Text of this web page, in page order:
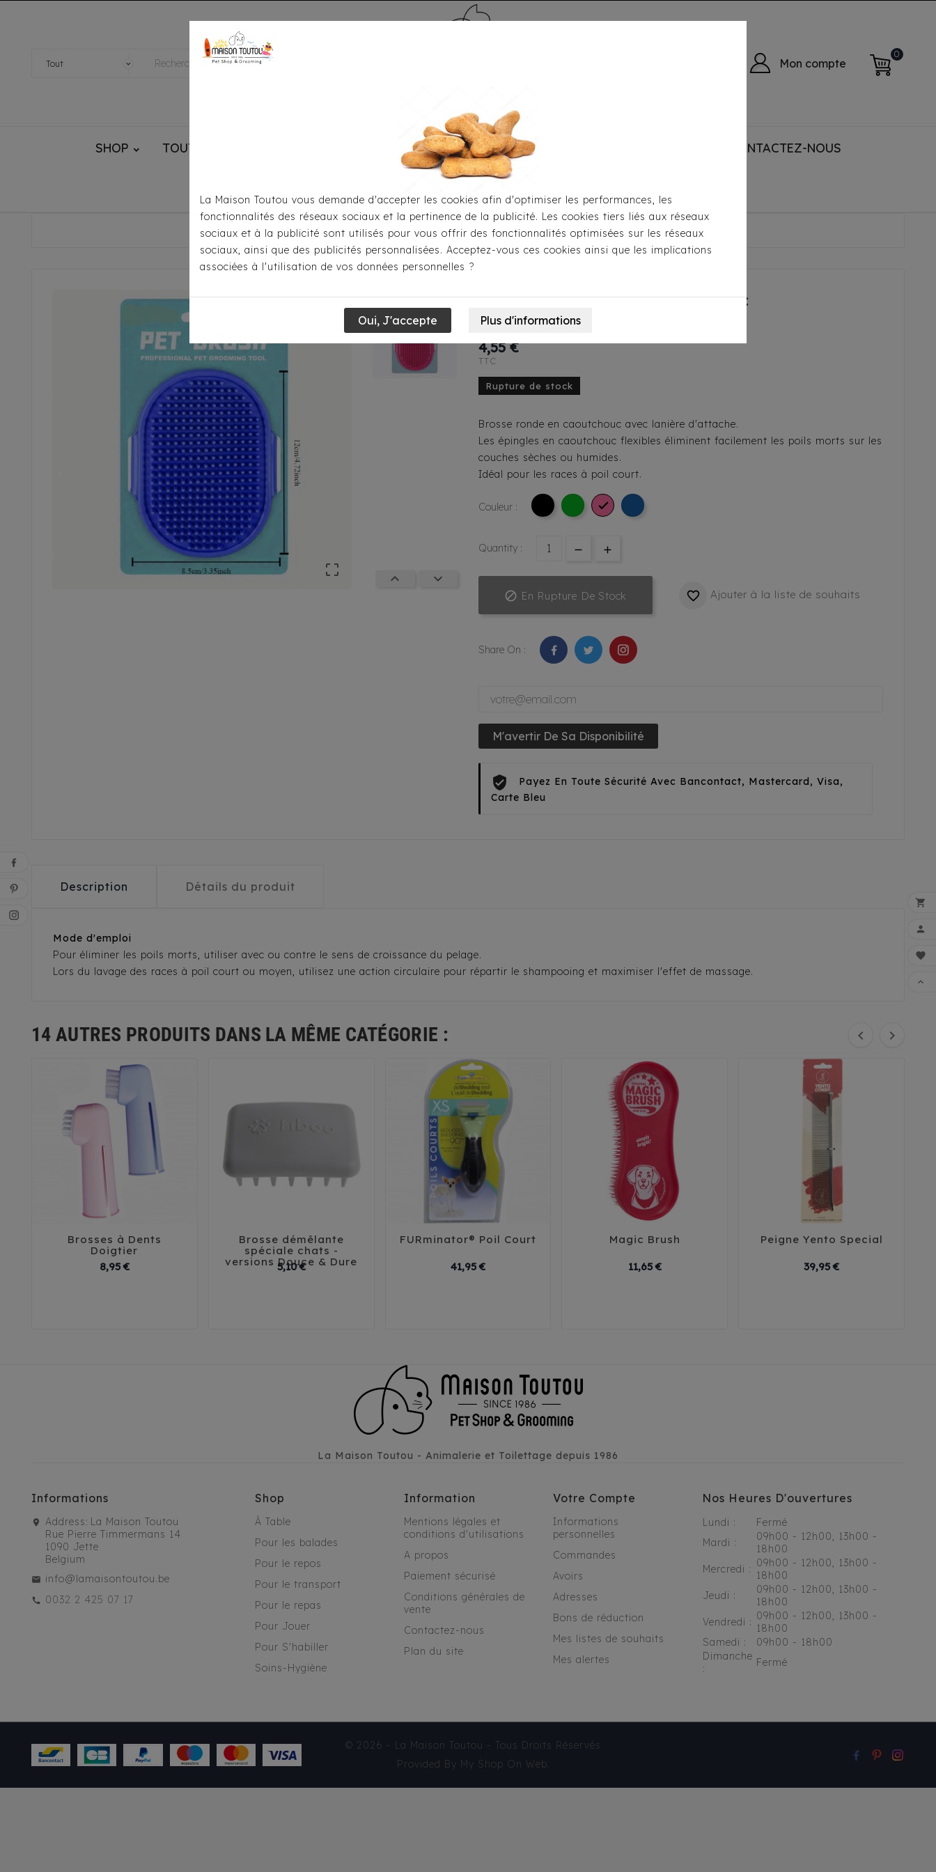
Mon compte
0
SHOP TOUTOU® HANDMADE MÉDAILLE - PET ID TAG TOILETTAGE CONTACTEZ-NOUS
Accueil Soins-Hygiène Brosses & Toilettage Brosse Ovale En Caoutchouc Avec Lanière

 
Brosse Ovale En Caoutchouc
Avec Lanière
4,55 €
TTC
Rupture de stock
Brosse ronde en caoutchouc avec lanière d'attache.
Les épingles en caoutchouc flexibles éliminent facilement les poils morts sur les
couches sèches ou humides.
Idéal pour les races à poil court.
Couleur : 
Quantity :
 En Rupture De Stock  Ajouter à la liste de souhaits
Share On :
M'avertir De Sa Disponibilité
Payez En Toute Sécurité Avec Bancontact, Mastercard, Visa,
Carte Bleu
Description Détails du produit
Mode d'emploi
Pour éliminer les poils morts, utiliser avec ou contre le sens de croissance du pelage.
Lors du lavage des races à poil court ou moyen, utilisez une action circulaire pour répartir le shampooing et maximiser l'effet de massage.
14 AUTRES PRODUITS DANS LA MÊME CATÉGORIE :  

Brosses à Dents
Doigtier
8,95 €Prix
  
Brosse démêlante
spéciale chats -
versions Douce & Dure
5,10 €Prix
FURminator® Poil Court
41,95 €Prix
Magic Brush
11,65 €Prix
 
Peigne Yento Special
39,95 €Prix
La Maison Toutou - Animalerie et Toilettage depuis 1986
Informations
Address: La Maison Toutou
Rue Pierre Timmermans 14
1090 Jette
Belgium
info@lamaisontoutou.be
0032 2 425 07 17
Shop
À Table
Pour les balades
Pour le repos
Pour le transport
Pour le repas
Pour Jouer
Pour S'habiller
Soins-Hygiène
Information
Mentions légales et
conditions d'utilisations
A propos
Paiement sécurisé
Conditions générales de
vente
Contactez-nous
Plan du site
Votre Compte
Informations
personnelles
Commandes
Avoirs
Adresses
Bons de réduction
Mes listes de souhaits
Mes alertes
Nos Heures D'ouvertures
Lundi :
Fermé
Mardi :
09h00 - 12h00, 13h00 -
18h00
Mercredi : 09h00 - 12h00, 13h00 -
18h00
Jeudi :
09h00 - 12h00, 13h00 -
18h00
Vendredi : 09h00 - 12h00, 13h00 -
18h00
Samedi :
09h00 - 18h00
Dimanche
:
Fermé
La Maison Toutou vous demande d'accepter les cookies afin d'optimiser les performances, les
fonctionnalités des réseaux sociaux et la pertinence de la publicité. Les cookies tiers liés aux réseaux
sociaux et à la publicité sont utilisés pour vous offrir des fonctionnalités optimisées sur les réseaux
sociaux, ainsi que des publicités personnalisées. Acceptez-vous ces cookies ainsi que les implications
associées à l'utilisation de vos données personnelles ?




© 2026 - La Maison Toutou - Tous Droits Réservés
Provided By My Shop On Web